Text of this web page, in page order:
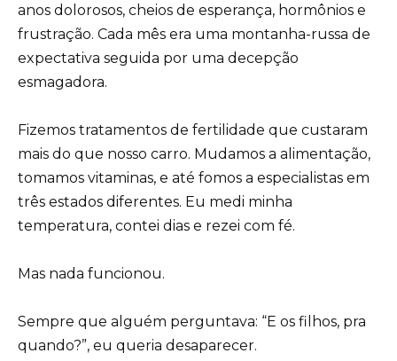
anos dolorosos, cheios de esperança, hormônios e
frustração. Cada mês era uma montanha-russa de
expectativa seguida por uma decepção
esmagadora.
Fizemos tratamentos de fertilidade que custaram
mais do que nosso carro. Mudamos a alimentação,
tomamos vitaminas, e até fomos a especialistas em
três estados diferentes. Eu medi minha
temperatura, contei dias e rezei com fé.
Mas nada funcionou.
Sempre que alguém perguntava: “E os filhos, pra
quando?”, eu queria desaparecer.